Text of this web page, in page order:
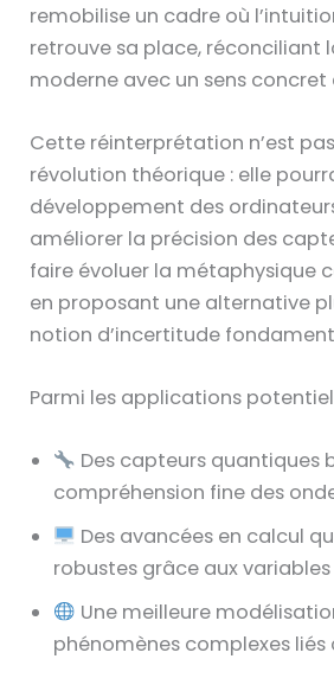
remobilise un cadre où
retrouve sa place, réconciliant
moderne avec un sens concret
Cette réinterprétation n’est
révolution théorique : elle
développement des
améliorer la précision des
faire évoluer la métaphysique
en proposant une alternative
notion d’incertitude
Parmi les applications
Des capteurs quantiques
compréhension fine des
Des avancées en calcul
robustes grâce aux
Une meilleure
phénomènes complexes liés